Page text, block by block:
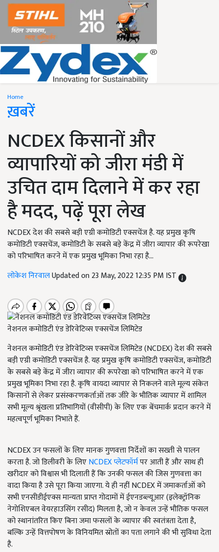
Home
ख़बरें
NCDEX किसानों और
व्यापारियों को जीरा मंडी में
उचित दाम दिलाने में कर रहा
है मदद, पढ़ें पूरा लेख
NCDEX देश की सबसे बड़ी एग्री कमोडिटी एक्सचेंज है. यह प्रमुख कृषि
कमोडिटी एक्सचेंज, कमोडिटी के सबसे बड़े केंद्र में जीरा व्यापार की रूपरेखा
को परिभाषित करने में एक प्रमुख भूमिका निभा रहा है...
लोकेश निरवालUpdated on 23 May, 2022 12:35 PM IST
नेशनल कमोडिटी एंड डेरिवेटिव्स एक्सचेंज लिमिटेड
नेशनल कमोडिटी एंड डेरिवेटिव्स एक्सचेंज लिमिटेड (NCDEX) देश की सबसे
बड़ी एग्री कमोडिटी एक्सचेंज है. यह प्रमुख कृषि कमोडिटी एक्सचेंज, कमोडिटी
के सबसे बड़े केंद्र में जीरा व्यापार की रूपरेखा को परिभाषित करने में एक
प्रमुख भूमिका निभा रहा है. कृषि वायदा व्यापार से निकलने वाले मूल्य संकेत
किसानों से लेकर प्रसंस्करणकर्ताओं तक जीरे के भौतिक व्यापार में शामिल
सभी मूल्य श्रृंखला प्रतिभागियों (वीसीपी) के लिए एक बेंचमार्क प्रदान करने में
महत्वपूर्ण भूमिका निभाते हैं.
NCDEX उन फसलों के लिए मानक गुणवत्ता निर्देशों का सख्ती से पालन
करता है. जो डिलीवरी के लिएNCDEX प्लेटफॉर्मपर आती हैं और साथ ही
खरीदार को विश्वास भी दिलाती हैं कि उनकी फसल की जिस गुणवत्ता का
वादा किया है उसे पूरा किया जाएगा. ये ही नहीं NCDEX में जमाकर्ताओं को
सभी एनसीडीईएक्स मान्यता प्राप्त गोदामों में ईएनडब्ल्यूआर (इलेक्ट्रॉनिक
नेगोशिएबल वेयरहाउसिंग रसीद) मिलता है, जो न केवल उन्हें भौतिक फसल
को स्थानांतरित किए बिना जमा फसलों के व्यापार की स्वतंत्रता देता है,
बल्कि उन्हें वित्तपोषण के विनियमित स्रोतों का पता लगाने की भी सुविधा देता
है.